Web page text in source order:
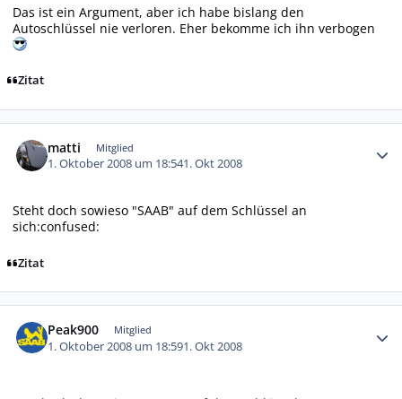
Das ist ein Argument, aber ich habe bislang den
Autoschlüssel nie verloren. Eher bekomme ich ihn verbogen
Zitat
matti Mitglied
1. Oktober 2008 um 18:541. Okt 2008
Steht doch sowieso "SAAB" auf dem Schlüssel an
sich:confused:
Zitat
Peak900 Mitglied
1. Oktober 2008 um 18:591. Okt 2008